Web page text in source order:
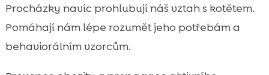
Procházky navíc prohlubují náš vztah s kotětem.
Pomáhají nám lépe rozumět jeho potřebám a
behaviorálním vzorcům.